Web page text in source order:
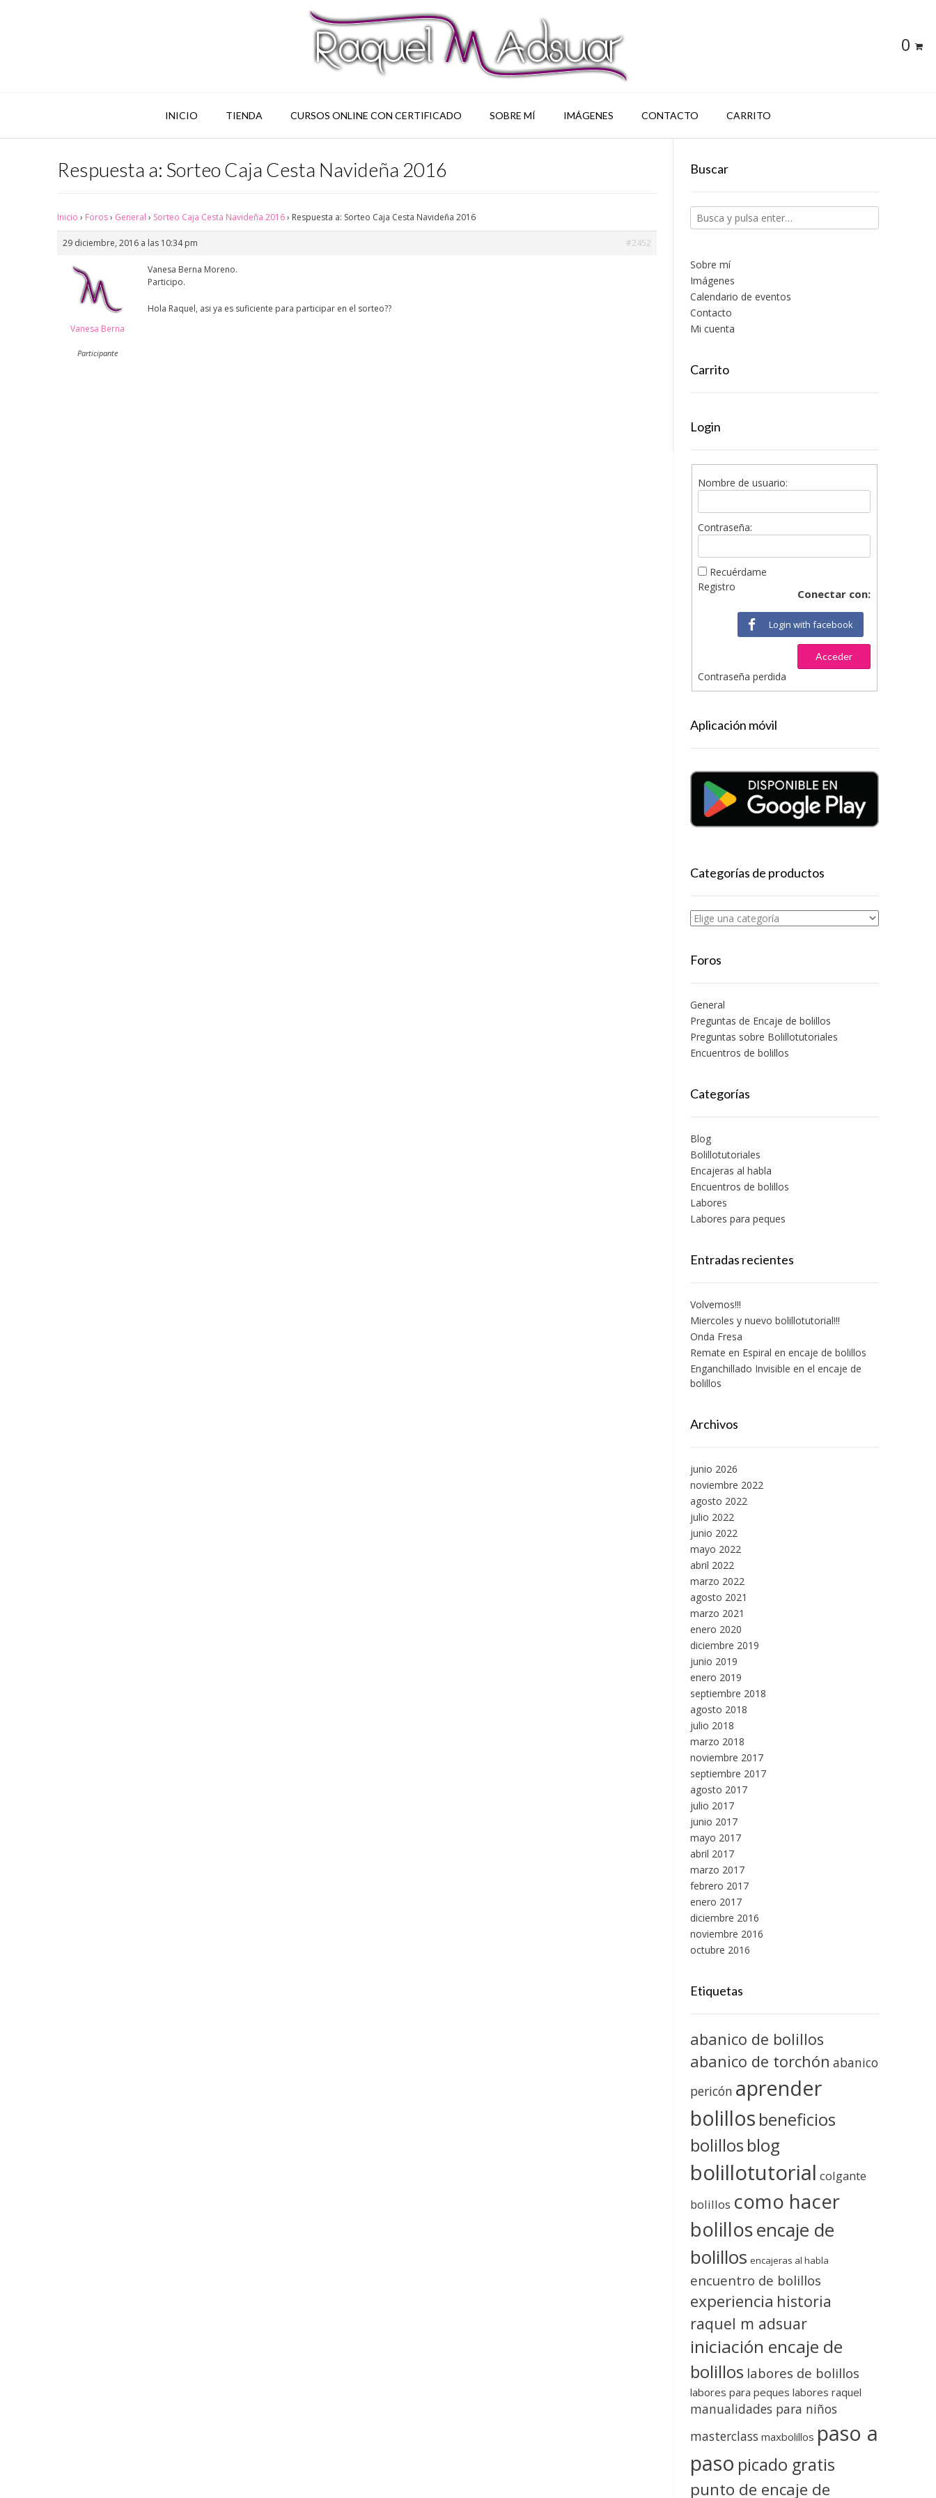
0
INICIO TIENDA CURSOS ONLINE CON CERTIFICADO SOBRE MÍ IMÁGENES CONTACTO CARRITO
Respuesta a: Sorteo Caja Cesta Navideña 2016
Inicio › Foros› General › Sorteo Caja Cesta Navideña 2016› Respuesta a: Sorteo Caja Cesta Navideña 2016
29 diciembre, 2016 a las 10:34 pm #2452
Vanesa Berna
Participante
Vanesa Berna Moreno.
Participo.
Hola Raquel, asi ya es suficiente para participar en el sorteo??
Buscar
Sobre mí
Imágenes
Calendario de eventos
Contacto
Mi cuenta
Carrito
Login
Nombre de usuario:
Contraseña:
Recuérdame
Conectar con:
Login with facebook
Acceder
Registro
Contraseña perdida
Aplicación móvil
Categorías de productos
Foros
General
Preguntas de Encaje de bolillos
Preguntas sobre Bolillotutoriales
Encuentros de bolillos
Categorías
Blog
Bolillotutoriales
Encajeras al habla
Encuentros de bolillos
Labores
Labores para peques
Entradas recientes
Volvemos!!!
Miercoles y nuevo bolillotutorial!!!
Onda Fresa
Remate en Espiral en encaje de bolillos
Enganchillado Invisible en el encaje de
bolillos
Archivos
junio 2026
noviembre 2022
agosto 2022
julio 2022
junio 2022
mayo 2022
abril 2022
marzo 2022
agosto 2021
marzo 2021
enero 2020
diciembre 2019
junio 2019
enero 2019
septiembre 2018
agosto 2018
julio 2018
marzo 2018
noviembre 2017
septiembre 2017
agosto 2017
julio 2017
junio 2017
mayo 2017
abril 2017
marzo 2017
febrero 2017
enero 2017
diciembre 2016
noviembre 2016
octubre 2016
Etiquetas
abanico de bolillos
abanico de torchón abanico
pericón aprender
bolillos beneficios
bolillos blog
bolillotutorial colgante
bolillos como hacer
bolillosencaje de
bolillos encajeras al habla
encuentro de bolillos
experiencia historia
raquel m adsuar
iniciación encaje de
bolillos labores de bolillos
labores para peques labores raquel
manualidades para niños
masterclass maxbolillos paso a
paso picado gratis
punto de encaje de